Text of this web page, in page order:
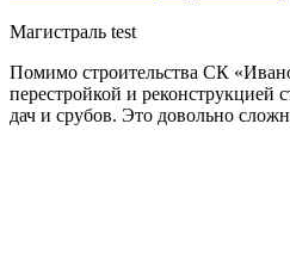
Магистраль test
Помимо строительства СК
перестройкой и реконструкцией
дач и срубов. Это довольно